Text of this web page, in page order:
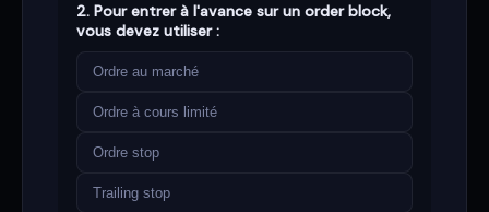
2. Pour entrer à l'avance sur un order block,
vous devez utiliser :
Ordre au marché
Ordre à cours limité
Ordre stop
Trailing stop